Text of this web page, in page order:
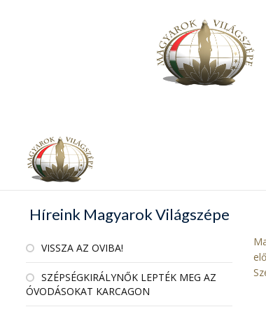
Híreink Magyarok Világszépe
VISSZA AZ OVIBA!
SZÉPSÉGKIRÁLYNŐK LEPTÉK MEG AZ
ÓVODÁSOKAT KARCAGON